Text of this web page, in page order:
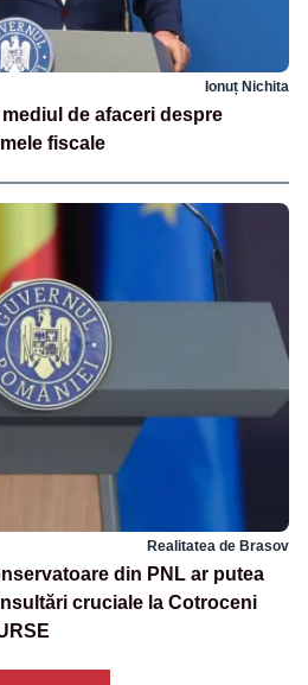
Ionuț Nichita
de afaceri despre
fiscale
Realitatea de Brasov
din PNL ar putea
cruciale la Cotroceni